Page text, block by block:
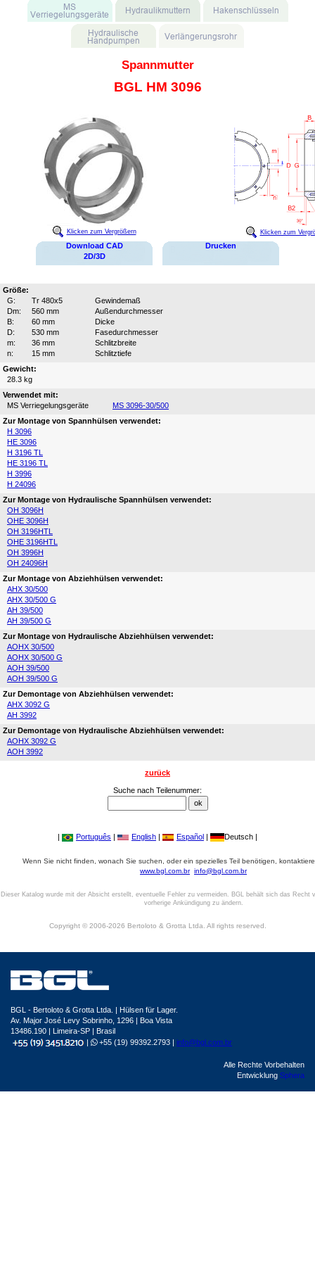
Spannmutter
BGL HM 3096
Klicken zum Vergrößern Klicken zum
Download CAD
2D/3D
Drucken
Größe:
G:
Tr 480x5
Gewindemaß
Dm:
560 mm
Außendurchmesser
B:
60 mm
Dicke
D:
530 mm
Fasedurchmesser
m:
36 mm
Schlitzbreite
n:
15 mm
Schlitztiefe
Gewicht:
28.3 kg
Verwendet mit:
MS Verriegelungsgeräte
MS 3096-30/500
Zur Montage von Spannhülsen verwendet:
H 3096
HE 3096
H 3196 TL
HE 3196 TL
H 3996
H 24096
Zur Montage von Hydraulische Spannhülsen verwendet:
OH 3096H
OHE 3096H
OH 3196HTL
OHE 3196HTL
OH 3996H
OH 24096H
Zur Montage von Abziehhülsen verwendet:
AHX 30/500
AHX 30/500 G
AH 39/500
AH 39/500 G
Zur Montage von Hydraulische Abziehhülsen verwendet:
AOHX 30/500
AOHX 30/500 G
AOH 39/500
AOH 39/500 G
Zur Demontage von Abziehhülsen verwendet:
AHX 3092 G
AH 3992
Zur Demontage von Hydraulische Abziehhülsen verwendet:
AOHX 3092 G
AOH 3992
zurück
Suche nach Teilenummer:
| Português | English | Español | Deutsch |
Wenn Sie nicht finden, wonach Sie suchen, oder ein spezielles Teil benötigen,
www.bgl.com.br info@bgl.com.br
Dieser Katalog wurde mit der Absicht erstellt, eventuelle Fehler zu vermeiden. BGL behält sich das Recht
vorherige Ankündigung zu ändern.
Copyright © 2006-2026 Bertoloto & Grotta Ltda. All rights reserved.
BGL - Bertoloto & Grotta Ltda. | Hülsen für Lager.
Av. Major José Levy Sobrinho, 1296 | Boa Vista
13486.190 | Limeira-SP | Brasil
|
+55 (19) 99392.2793 | info@bgl.com.br
Alle Rechte Vorbehalten
Entwicklung Sphera